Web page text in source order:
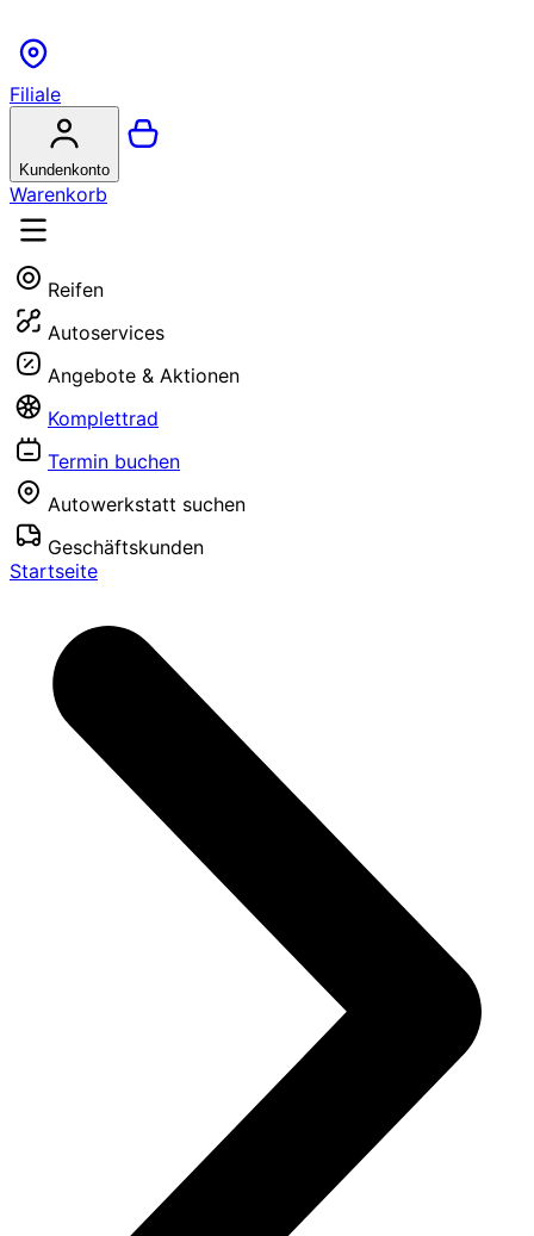
Filiale
Kundenkonto
Warenkorb
Reifen
Autoservices
Angebote & Aktionen
Komplettrad
Termin buchen
Autowerkstatt suchen
Geschäftskunden
Startseite